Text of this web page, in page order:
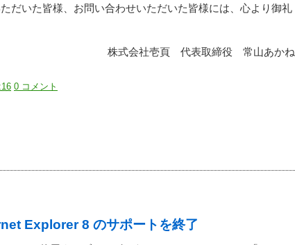
だいた皆様、お問い合わせいただいた皆様には、心より御礼
株式会社壱頁 代表取締役 常山あかね
0 コメント
Explorer 8 のサポートを終了